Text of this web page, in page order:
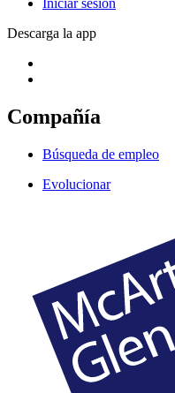
Iniciar sesión
Descarga la app
Compañía
Búsqueda de empleo
Evolucionar